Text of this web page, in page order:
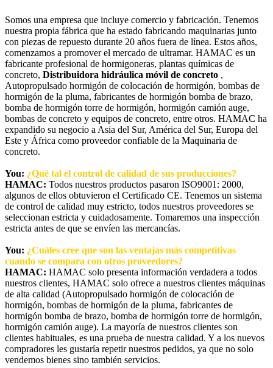
Somos una empresa que incluye comercio y fabricación. Tenemos
nuestra propia fábrica que ha estado fabricando maquinarias junto
con piezas de repuesto durante 20 años fuera de línea. Estos años,
comenzamos a promover el mercado de ultramar. HAMAC es un
fabricante profesional de hormigoneras, plantas químicas de
concreto, Distribuidora hidráulica móvil de concreto ,
Autopropulsado hormigón de colocación de hormigón, bombas de
hormigón de la pluma, fabricantes de hormigón bomba de brazo,
bomba de hormigón torre de hormigón, hormigón camión auge,
bombas de concreto y equipos de concreto, entre otros. HAMAC ha
expandido su negocio a Asia del Sur, América del Sur, Europa del
Este y África como proveedor confiable de la Maquinaria de
concreto.
You: ¿Qué tal el control de calidad de sus producciones?
HAMAC: Todos nuestros productos pasaron ISO9001: 2000,
algunos de ellos obtuvieron el Certificado CE. Tenemos un sistema
de control de calidad muy estricto, todos nuestros proveedores se
seleccionan estricta y cuidadosamente. Tomaremos una inspección
estricta antes de que se envíen las mercancías.
You: ¿Cuáles cree que son las ventajas más competitivas
cuando se compara con otros proveedores?
HAMAC: HAMAC solo presenta información verdadera a todos
nuestros clientes, HAMAC solo ofrece a nuestros clientes máquinas
de alta calidad (Autopropulsado hormigón de colocación de
hormigón, bombas de hormigón de la pluma, fabricantes de
hormigón bomba de brazo, bomba de hormigón torre de hormigón,
hormigón camión auge). La mayoría de nuestros clientes son
clientes habituales, es una prueba de nuestra calidad. Y a los nuevos
compradores les gustaría repetir nuestros pedidos, ya que no solo
vendemos bienes sino también servicios.